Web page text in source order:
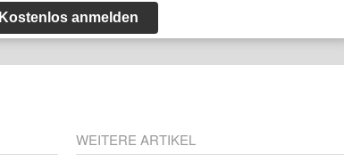
Kostenlos anmelden
WEITERE ARTIKEL